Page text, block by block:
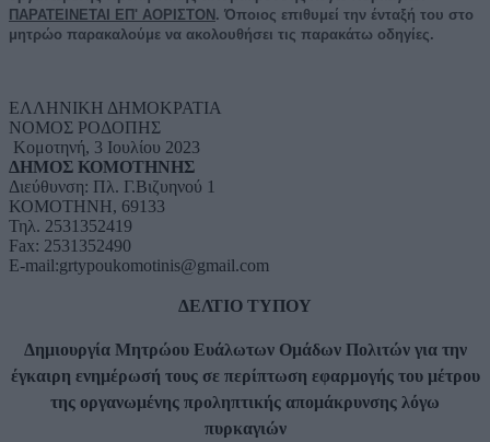
ΠΑΡΑΤΕΙΝΕΤΑΙ ΕΠ' ΑΟΡΙΣΤΟΝ . Όποιος επιθυμεί την ένταξή του στο
μητρώο παρακαλούμε να ακολουθήσει τις παρακάτω οδηγίες.
ΕΛΛΗΝΙΚΗ ΔΗΜΟΚΡΑΤΙΑ
ΝΟΜΟΣ ΡΟΔΟΠΗΣ
Κομοτηνή, 3 Ιουλίου 2023
ΔΗΜΟΣ ΚΟΜΟΤΗΝΗΣ
Διεύθυνση: Πλ. Γ.Βιζυηνού 1
ΚΟΜΟΤΗΝΗ, 69133
Τηλ. 2531352419
Fax: 2531352490
Ε-mail:grtypoukomotinis@gmail.com
ΔΕΛΤΙΟ ΤΥΠΟΥ
Δημιουργία Μητρώου Ευάλωτων Ομάδων Πολιτών για την
έγκαιρη ενημέρωσή τους σε περίπτωση εφαρμογής του μέτρου
της οργανωμένης προληπτικής απομάκρυνσης λόγω
πυρκαγιών